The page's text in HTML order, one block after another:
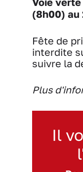
(8h00) au
Fête de
interdite
suivre la
Plus
Il